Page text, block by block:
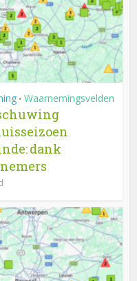
• Waarnemingsvelden
dank